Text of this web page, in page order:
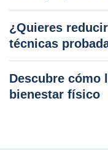
¿Quieres
técnicas
Descubre cómo
bienestar físico